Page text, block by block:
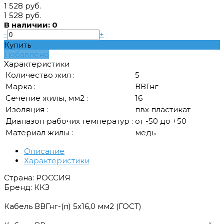
1 528 руб.
1 528 руб.
В наличии: 0
-
+
Купить
Добавлено
Характеристики
Количество жил :
5
Марка :
ВВГнг
Сечение жилы, мм2 :
16
Изоляция :
пвх пластикат
Диапазон рабочих температур : от -50 до +50
Материал жилы :
медь
Описание
Характеристики
Страна: РОССИЯ
Бренд: ККЗ
Кабель ВВГнг-(п) 5х16,0 мм2 (ГОСТ)